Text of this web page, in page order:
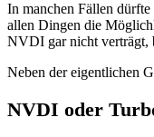
In manchen Fällen
allen Dingen die
NVDI gar nicht verträgt,
Neben der eigentlichen
NVDI oder